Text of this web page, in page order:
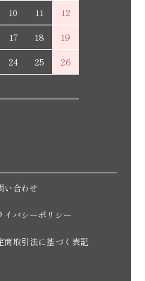
10 11
12
17 18
19
24 25
26
い合わせ
イバシーポリシー
商取引法に基づく表記